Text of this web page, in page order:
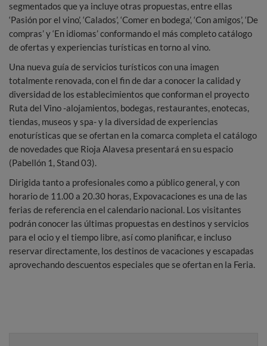
segmentados que ya incluye otras propuestas, entre ellas
‘Pasión por el vino’, ‘Calados’, ‘Comer en bodega’, ‘Con amigos’, ‘De
compras’ y ‘En idiomas’ conformando el más completo catálogo
de ofertas y experiencias turísticas en torno al vino.
Una nueva guía de servicios turísticos con una imagen
totalmente renovada, con el fin de dar a conocer la calidad y
diversidad de los establecimientos que conforman el proyecto
Ruta del Vino -alojamientos, bodegas, restaurantes, enotecas,
tiendas, museos y spa- y la diversidad de experiencias
enoturísticas que se ofertan en la comarca completa el catálogo
de novedades que Rioja Alavesa presentará en su espacio
(Pabellón 1, Stand 03).
Dirigida tanto a profesionales como a público general, y con
horario de 11.00 a 20.30 horas, Expovacaciones es una de las
ferias de referencia en el calendario nacional. Los visitantes
podrán conocer las últimas propuestas en destinos y servicios
para el ocio y el tiempo libre, así como planificar, e incluso
reservar directamente, los destinos de vacaciones y escapadas
aprovechando descuentos especiales que se ofertan en la Feria.